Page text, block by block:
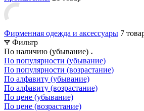
Фирменная одежда и аксессуары 7
Фильтр
По наличию (убывание)
По популярности (убывание)
По популярности (возрастание)
По алфавиту (убывание)
По алфавиту (возрастание)
По цене (убывание)
По цене (возрастание)